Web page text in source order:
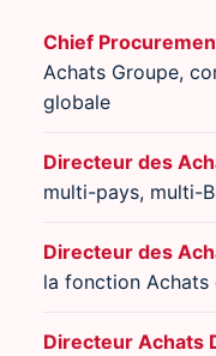
Chief
Achats Groupe,
globale
Directeur des
multi-pays, multi-
Directeur des
la fonction Achats
Directeur Achats